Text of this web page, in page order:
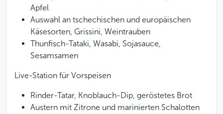
Apfel
Auswahl an tschechischen und europäischen
Käsesorten, Grissini, Weintrauben
Thunfisch-Tataki, Wasabi, Sojasauce,
Sesamsamen
Live-Station für Vorspeisen
Rinder-Tatar, Knoblauch-Dip, geröstetes Brot
Austern mit Zitrone und marinierten Schalotten